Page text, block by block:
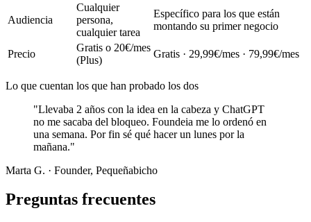
Audiencia
Cualquier
persona,
cualquier tarea
Específico para los que están
montando su primer negocio
Precio
Gratis o 20€/mes
(Plus)
Gratis · 29,99€/mes · 79,99€/mes
Lo que cuentan los que han probado los dos
"Llevaba 2 años con la idea en la cabeza y ChatGPT
no me sacaba del bloqueo. Foundeia me lo ordenó en
una semana. Por fin sé qué hacer un lunes por la
mañana."
Marta G. · Founder, Pequeñabicho
Preguntas frecuentes